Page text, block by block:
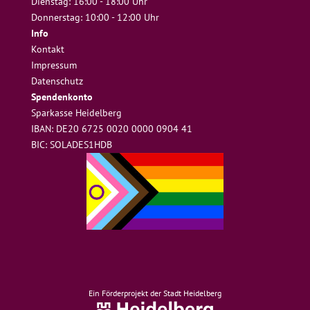
Donnerstag: 10:00 - 12:00 Uhr
Info
Kontakt
Impressum
Datenschutz
Spendenkonto
Sparkasse Heidelberg
IBAN: DE20 6725 0020 0000 0904 41
BIC: SOLADES1HDB
Ein Förderprojekt der Stadt Heidelberg